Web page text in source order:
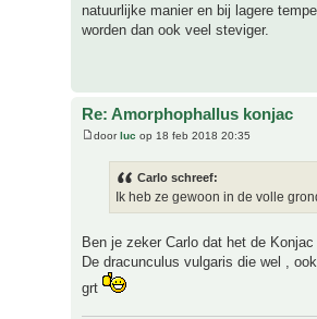
natuurlijke manier en bij lagere
worden dan ook veel steviger.
Re: Amorphophallus konjac
doorluc op 18 feb 2018 20:35
Carlo schreef:
Ik heb ze gewoon in de volle
Ben je zeker Carlo dat het de
De dracunculus vulgaris die wel ,
grt